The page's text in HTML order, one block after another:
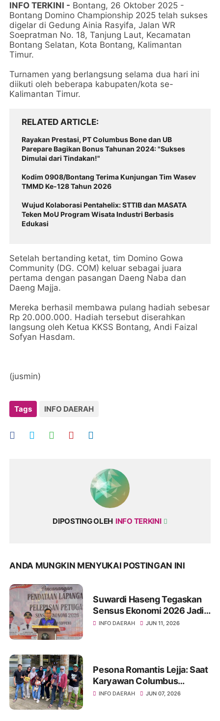
INFO TERKINI - Bontang, 26 Oktober 2025 -
Bontang Domino Championship 2025 telah sukses
digelar di Gedung Ainia Rasyifa, Jalan WR
Soepratman No. 18, Tanjung Laut, Kecamatan
Bontang Selatan, Kota Bontang, Kalimantan
Timur.
Turnamen yang berlangsung selama dua hari ini
diikuti oleh beberapa kabupaten/kota se-
Kalimantan Timur.
RELATED ARTICLE
Rayakan Prestasi, PT Columbus Bone dan UB
Parepare Bagikan Bonus Tahunan 2024: "Sukses
Dimulai dari Tindakan!"
Kodim 0908/Bontang Terima Kunjungan Tim Wasev
TMMD Ke-128 Tahun 2026
Wujud Kolaborasi Pentahelix: STTIB dan MASATA
Teken MoU Program Wisata Industri Berbasis
Edukasi
Setelah bertanding ketat, tim Domino Gowa
Community (DG. COM) keluar sebagai juara
pertama dengan pasangan Daeng Naba dan
Daeng Majja.
Mereka berhasil membawa pulang hadiah sebesar
Rp 20.000.000. Hadiah tersebut diserahkan
langsung oleh Ketua KKSS Bontang, Andi Faizal
Sofyan Hasdam.
(jusmin)
Tags INFO DAERAH
DIPOSTING OLEH INFO TERKINI
ANDA MUNGKIN MENYUKAI POSTINGAN INI
Suwardi Haseng Tegaskan
Sensus Ekonomi 2026 Jadi
Basis Pembangunan
INFO DAERAH JUN 11, 2026
Pesona Romantis Lejja: Saat
Karyawan Columbus
Soppeng Menenun
INFO DAERAH JUN 07, 2026